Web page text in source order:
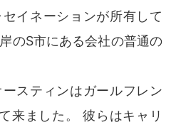
イネーションが所有して
のS市にある会社の普通の
スティンはガールフレン
来ました。 彼らはキャリ